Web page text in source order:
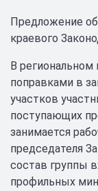
Предложение
краевого
В региональном
поправками в
участков
поступающих
занимается
председателя
состав группы
профильных